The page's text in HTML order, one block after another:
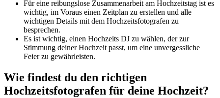
Für eine reibungslose Zusammenarbeit am Hochzeitstag ist es
wichtig, im Voraus einen Zeitplan zu erstellen und alle
wichtigen Details mit dem Hochzeitsfotografen zu
besprechen.
Es ist wichtig, einen Hochzeits DJ zu wählen, der zur
Stimmung deiner Hochzeit passt, um eine unvergessliche
Feier zu gewährleisten.
Wie findest du den richtigen
Hochzeitsfotografen für deine Hochzeit?